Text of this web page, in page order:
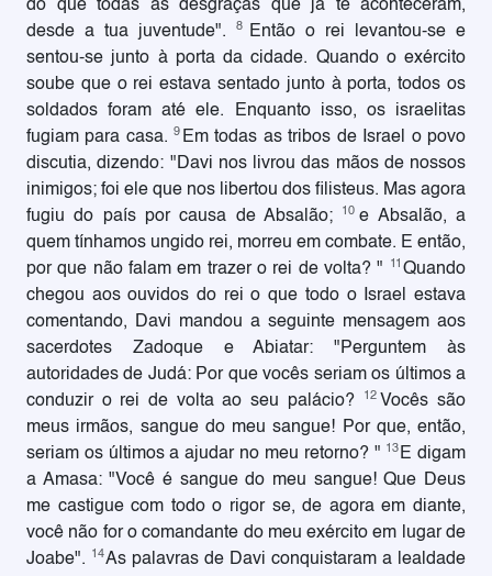
do que todas as desgraças que já te aconteceram,
desde a tua juventude".8
Então o rei levantou-se e
sentou-se junto à porta da cidade. Quando o exército
soube que o rei estava sentado junto à porta, todos os
soldados foram até ele. Enquanto isso, os israelitas
fugiam para casa.9 Em todas as tribos de Israel o povo
discutia, dizendo: "Davi nos livrou das mãos de nossos
inimigos; foi ele que nos libertou dos filisteus. Mas agora
fugiu do país por causa de Absalão;
10 e Absalão, a
quem tínhamos ungido rei, morreu em combate. E então,
por que não falam em trazer o rei de volta? "
11 Quando
chegou aos ouvidos do rei o que todo o Israel estava
comentando, Davi mandou a seguinte mensagem aos
sacerdotes Zadoque e Abiatar: "Perguntem às
autoridades de Judá: Por que vocês seriam os últimos a
conduzir o rei de volta ao seu palácio?
12 Vocês são
meus irmãos, sangue do meu sangue! Por que, então,
seriam os últimos a ajudar no meu retorno? " 13 E digam
a Amasa: "Você é sangue do meu sangue! Que Deus
me castigue com todo o rigor se, de agora em diante,
você não for o comandante do meu exército em lugar de
Joabe". 14As palavras de Davi conquistaram a lealdade